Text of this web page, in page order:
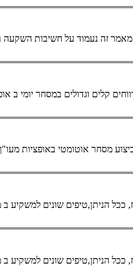
מסחר יומי ב
מסחר אוטומטי באופציות